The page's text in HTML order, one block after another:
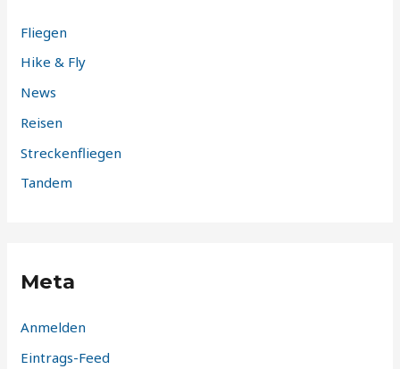
Fliegen
Hike & Fly
News
Reisen
Streckenfliegen
Tandem
Meta
Anmelden
Eintrags-Feed